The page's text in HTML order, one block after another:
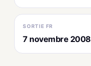
SORTIE FR
7 novembre 2008